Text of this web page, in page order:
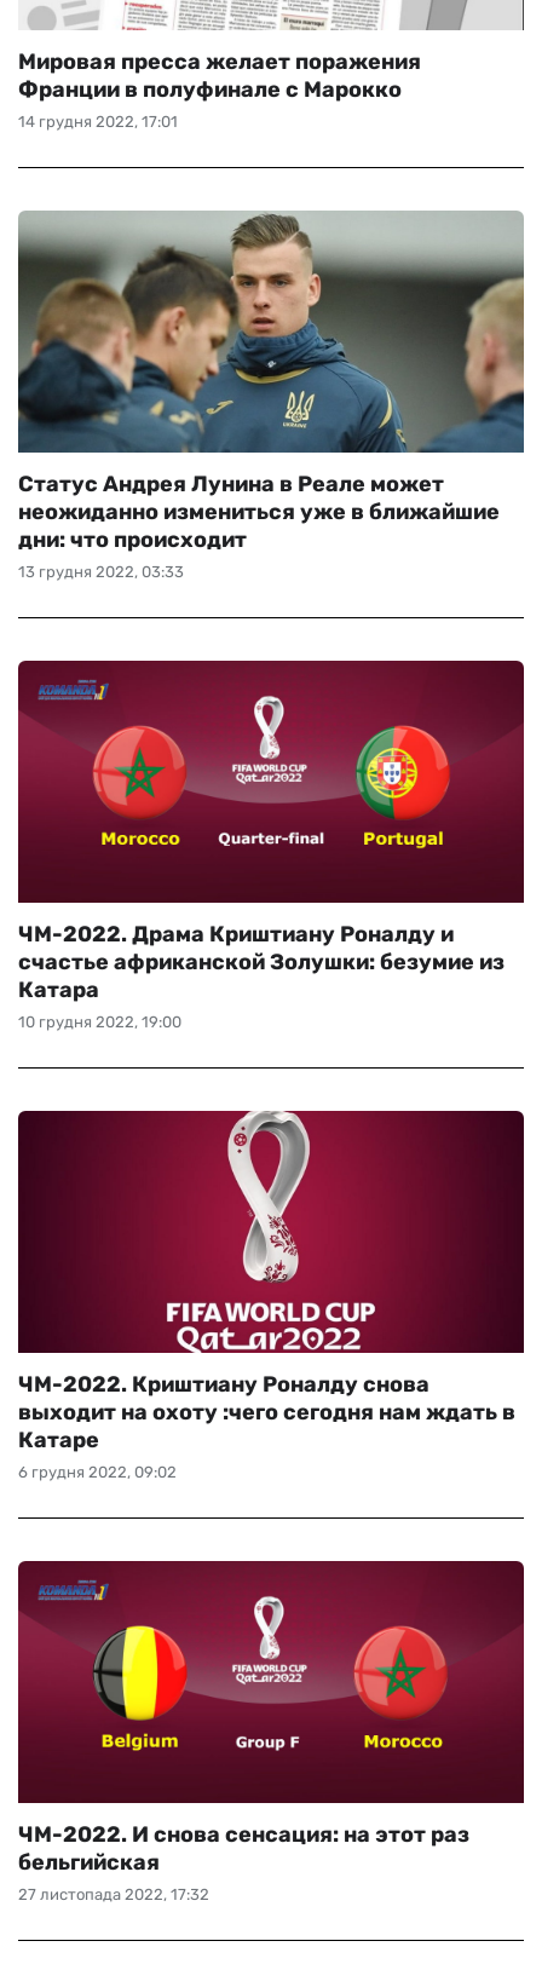
14 грудня 2022, 17:01
Мировая пресса желает поражения
Франции в полуфинале с Марокко
13 грудня 2022, 03:33
Статус Андрея Лунина в Реале может
неожиданно измениться уже в ближайшие
дни: что происходит
10 грудня 2022, 19:00
ЧМ-2022. Драма Криштиану Роналду и
счастье африканской Золушки: безумие из
Катара
6 грудня 2022, 09:02
ЧМ-2022. Криштиану Роналду снова
выходит на охоту :чего сегодня нам ждать в
Катаре
27 листопада 2022, 17:32
ЧМ-2022. И снова сенсация: на этот раз
бельгийская